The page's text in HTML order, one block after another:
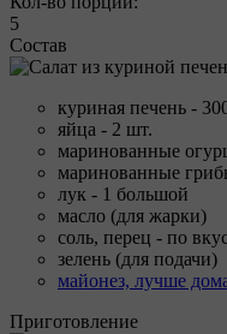
5
Состав
куриная печень -
яйца - 2 шт.
маринованные
маринованные
лук - 1 большой
масло (для жарки)
соль, перец - по
зелень (для подачи)
майонез, лучше
Приготовление